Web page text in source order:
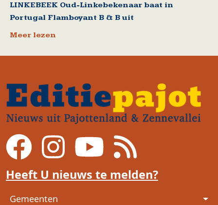
LINKEBEEK Oud-Linkebekenaar baat in
Portugal Flamboyant B & B uit
Meer lezen
Heeft U nieuws te melden?
Voet
Gemeenten